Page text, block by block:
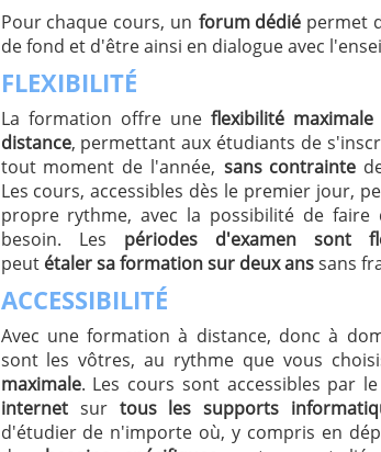
Pour chaque cours, un forum dédié permet
de fond et d'être ainsi en dialogue avec
FLEXIBILITÉ
La formation offre une flexibilité maximale
distance, permettant aux étudiants de
tout moment de l'année, sans contrainte
Les cours, accessibles dès le premier jour,
propre rythme, avec la possibilité de faire
besoin. Les périodes d'examen sont
peut étaler sa formation sur deux anssans
ACCESSIBILITÉ
Avec une formation à distance, donc à
sont les vôtres, au rythme que vous
maximale. Les cours sont accessibles par le
internet sur tous les supports
d'étudier de n'importe où, y compris en